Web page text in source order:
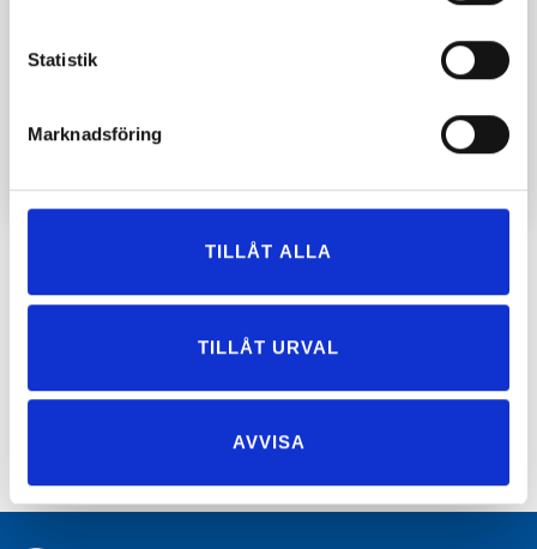
Statistik
Marknadsföring
TILLÅT ALLA
TILLÅT URVAL
AVVISA
frekvens och tid / datum för blixtnedslag som
beroende på information som erhålls från räknaren.
BILD SPECIFIKATION TYPBETECKNING
E-